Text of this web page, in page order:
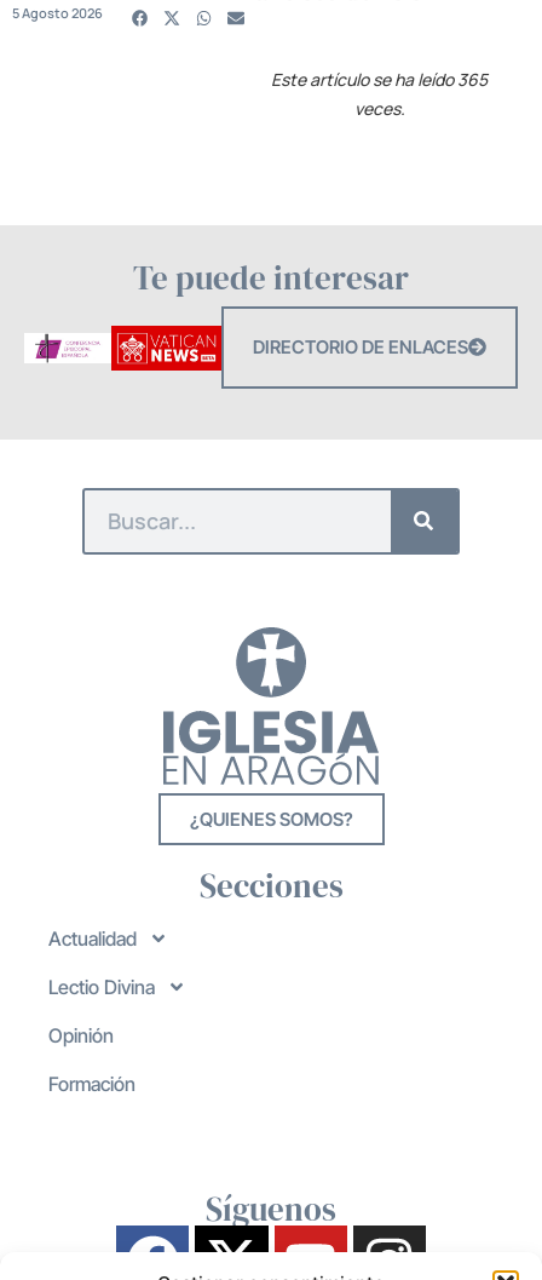
5 Agosto 2026
Este artículo se ha leído 365
veces.
Te puede interesar
DIRECTORIO DE ENLACES
¿QUIENES SOMOS?
Secciones
Actualidad
Lectio Divina
Opinión
Formación
Síguenos